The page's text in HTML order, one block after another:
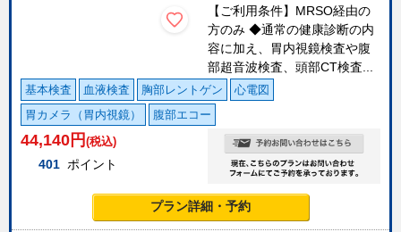
【ご利用条件】MRSO経由の
方のみ ◆通常の健康診断の内
容に加え、胃内視鏡検査や腹
部超音波検査、頭部CT検査...
基本検査 血液検査 胸部レントゲン
心電図
胃カメラ（胃内視鏡）
腹部エコー
44,140 円 (税込)
401 ポイント
プラン詳細・予約